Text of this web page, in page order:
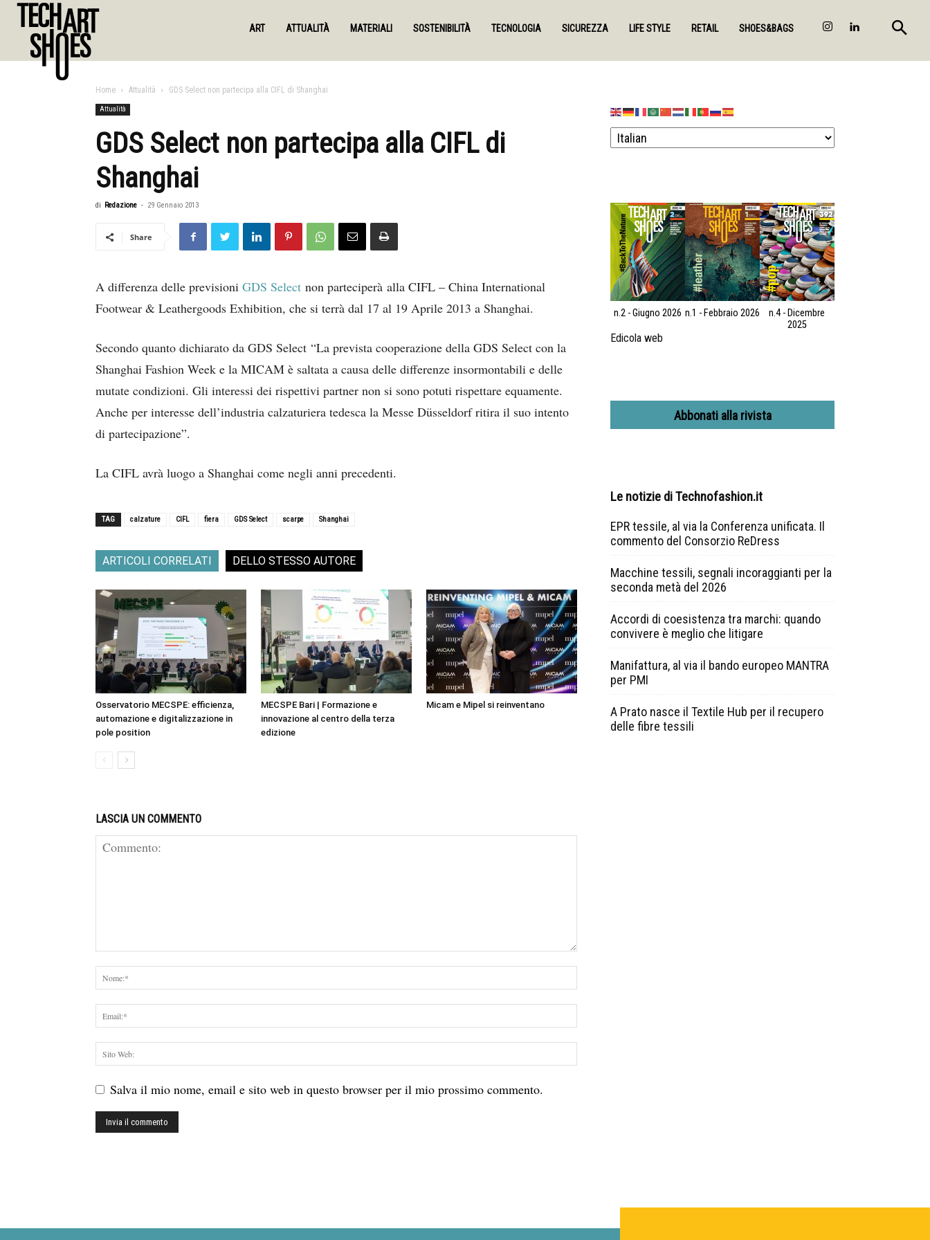
ART ATTUALITÀ MATERIALI SOSTENIBILITÀ TECNOLOGIA SICUREZZA LIFE STYLE RETAIL SHOES&BAGS
Home Attualità GDS Select non partecipa alla CIFL di Shanghai
Attualità
GDS Select non partecipa alla CIFL di
Shanghai
di Redazione - 29 Gennaio 2013
Share
A differenza delle previsioni GDS Select non parteciperà alla CIFL – China International
Footwear & Leathergoods Exhibition, che si terrà dal 17 al 19 Aprile 2013 a Shanghai.
Secondo quanto dichiarato da GDS Select “La prevista cooperazione della GDS Select con la
Shanghai Fashion Week e la MICAM è saltata a causa delle differenze insormontabili e delle
mutate condizioni. Gli interessi dei rispettivi partner non si sono potuti rispettare equamente.
Anche per interesse dell’industria calzaturiera tedesca la Messe Düsseldorf ritira il suo intento
di partecipazione”.
La CIFL avrà luogo a Shanghai come negli anni precedenti.
TAG calzature CIFL fiera GDS Select scarpe Shanghai
ARTICOLI CORRELATI DELLO STESSO AUTORE
Osservatorio MECSPE: efficienza,
automazione e digitalizzazione in
pole position
MECSPE Bari | Formazione e
innovazione al centro della terza
edizione
Micam e Mipel si reinventano
LASCIA UN COMMENTO
Salva il mio nome, email e sito web in questo browser per il mio prossimo commento.
n.2 - Giugno 2026 n.1 - Febbraio 2026
n.4 - Dicembre
2025
Edicola web
Abbonati alla rivista
Le notizie di Technofashion.it
EPR tessile, al via la Conferenza unificata. Il
commento del Consorzio ReDress
Macchine tessili, segnali incoraggianti per la
seconda metà del 2026
Accordi di coesistenza tra marchi: quando
convivere è meglio che litigare
Manifattura, al via il bando europeo MANTRA
per PMI
A Prato nasce il Textile Hub per il recupero
delle fibre tessili